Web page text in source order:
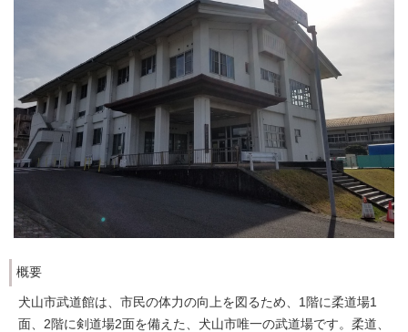
概要
犬山市武道館は、市民の体力の向上を図るため、1階に柔道場1
面、2階に剣道場2面を備えた、犬山市唯一の武道場です。柔道、